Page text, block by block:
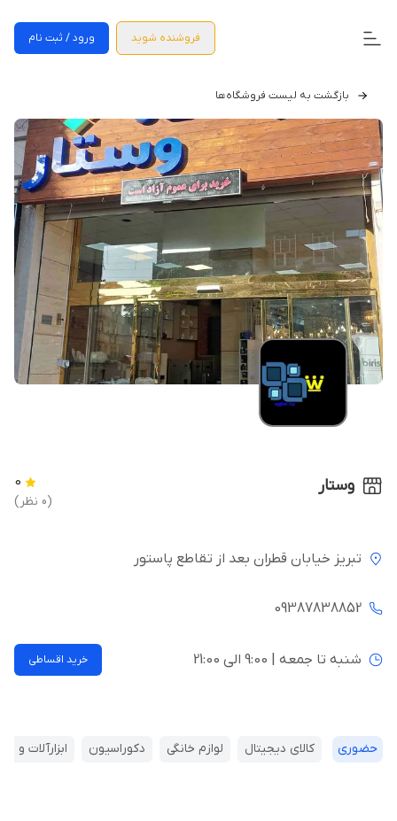
فروشنده شوید ورود / ثبت نام
بازگشت به لیست فروشگاه‌ها
وستار 0
(0 نظر)
تبریز خیابان قطران بعد از تقاطع پاستور
09387838852
شنبه تا جمعه | 9:00 الی 21:00 خرید اقساطی
حضوری کالای دیجیتال لوازم خانگی دکوراسیون ابزارآلات و